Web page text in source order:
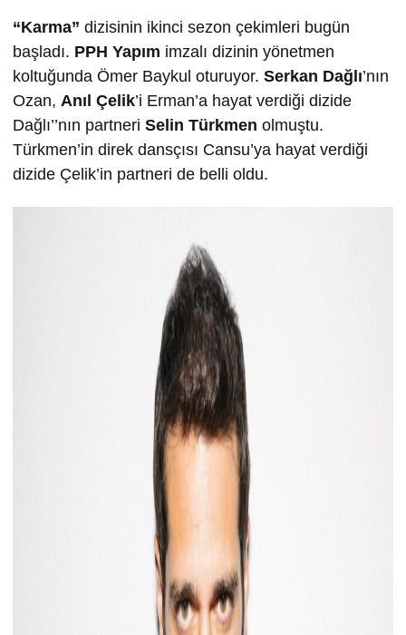
“Karma” dizisinin ikinci sezon çekimleri bugün
başladı. PPH Yapım imzalı dizinin yönetmen
koltuğunda Ömer Baykul oturuyor. Serkan Dağlı’nın
Ozan, Anıl Çelik’i Erman’a hayat verdiği dizide
Dağlı’’nın partneri Selin Türkmen olmuştu.
Türkmen’in direk dansçısı Cansu’ya hayat verdiği
dizide Çelik’in partneri de belli oldu.